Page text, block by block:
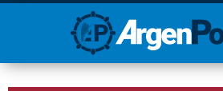
¡Sumate a nuestro
Newsletter!